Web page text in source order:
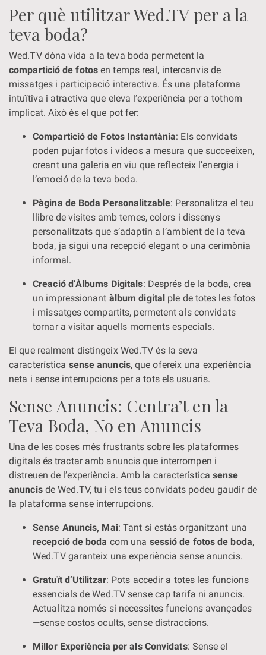
Per què utilitzar Wed.TV per a la
teva boda?
Wed.TV dóna vida a la teva boda permetent la
compartició de fotos en temps real, intercanvis de
missatges i participació interactiva. És una plataforma
intuïtiva i atractiva que eleva l’experiència per a tothom
implicat. Això és el que pot fer:
Compartició de Fotos Instantània: Els convidats
poden pujar fotos i vídeos a mesura que succeeixen,
creant una galeria en viu que reflecteix l’energia i
l’emoció de la teva boda.
Pàgina de Boda Personalitzable: Personalitza el teu
llibre de visites amb temes, colors i dissenys
personalitzats que s’adaptin a l’ambient de la teva
boda, ja sigui una recepció elegant o una cerimònia
informal.
Creació d’Àlbums Digitals: Després de la boda, crea
un impressionant àlbum digital ple de totes les fotos
i missatges compartits, permetent als convidats
tornar a visitar aquells moments especials.
El que realment distingeix Wed.TV és la seva
característica sense anuncis, que ofereix una experiència
neta i sense interrupcions per a tots els usuaris.
Sense Anuncis: Centra’t en la
Teva Boda, No en Anuncis
Una de les coses més frustrants sobre les plataformes
digitals és tractar amb anuncis que interrompen i
distreuen de l’experiència. Amb la característicasense
anuncisde Wed.TV, tu i els teus convidats podeu gaudir de
la plataforma sense interrupcions.
Sense Anuncis, Mai: Tant si estàs organitzant una
recepció de boda com una sessió de fotos de boda,
Wed.TV garanteix una experiència sense anuncis.
Gratuït d’Utilitzar: Pots accedir a totes les funcions
essencials de Wed.TV sense cap tarifa ni anuncis.
Actualitza només si necessites funcions avançades
—sense costos ocults, sense distraccions.
Millor Experiència per als Convidats: Sense el